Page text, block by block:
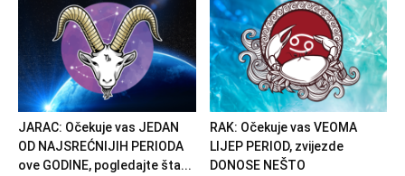
JARAC: Očekuje vas JEDAN
OD NAJSREĆNIJIH PERIODA
ove GODINE, pogledajte šta...
RAK: Očekuje vas VEOMA
LIJEP PERIOD, zvijezde
DONOSE NEŠTO